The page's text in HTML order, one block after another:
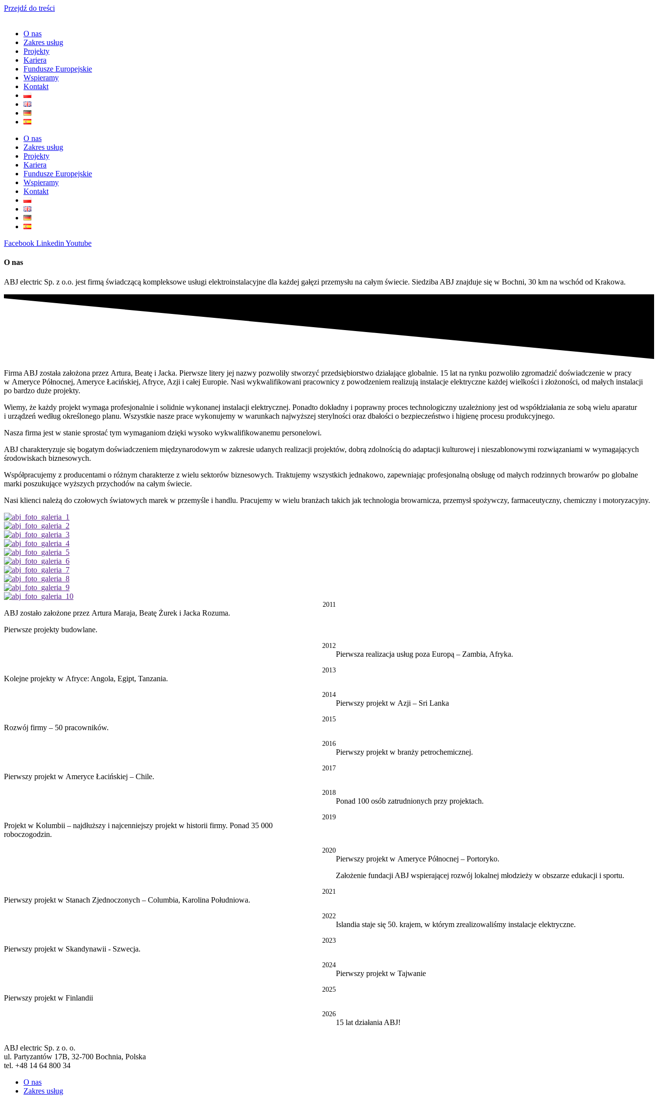
Przejdź do treści
O nas
Zakres usług
Projekty
Kariera
Fundusze Europejskie
Wspieramy
Kontakt
O nas
Zakres usług
Projekty
Kariera
Fundusze Europejskie
Wspieramy
Kontakt
Facebook Linkedin Youtube
O nas
ABJ electric Sp. z o.o. jest firmą świadczącą kompleksowe usługi elektroinstalacyjne dla każdej gałęzi przemysłu na całym świecie. Siedziba ABJ znajduje się w Bochni, 30 km na wschód od Krakowa.
Firma ABJ została założona przez Artura, Beatę i Jacka. Pierwsze litery jej nazwy pozwoliły stworzyć przedsiębiorstwo działające globalnie. 15 lat na rynku pozwoliło zgromadzić doświadczenie w pracy
w Ameryce Północnej, Ameryce Łacińskiej, Afryce, Azji i całej Europie. Nasi wykwalifikowani pracownicy z powodzeniem realizują instalacje elektryczne każdej wielkości i złożoności, od małych instalacji
po bardzo duże projekty.
Wiemy, że każdy projekt wymaga profesjonalnie i solidnie wykonanej instalacji elektrycznej. Ponadto dokładny i poprawny proces technologiczny uzależniony jest od współdziałania ze sobą wielu aparatur
i urządzeń według określonego planu. Wszystkie nasze prace wykonujemy w warunkach najwyższej sterylności oraz dbałości o bezpieczeństwo i higienę procesu produkcyjnego.
Nasza firma jest w stanie sprostać tym wymaganiom dzięki wysoko wykwalifikowanemu personelowi.
ABJ charakteryzuje się bogatym doświadczeniem międzynarodowym w zakresie udanych realizacji projektów, dobrą zdolnością do adaptacji kulturowej i nieszablonowymi rozwiązaniami w wymagających
środowiskach biznesowych.
Współpracujemy z producentami o różnym charakterze z wielu sektorów biznesowych. Traktujemy wszystkich jednakowo, zapewniając profesjonalną obsługę od małych rodzinnych browarów po globalne
marki poszukujące wyższych przychodów na całym świecie.
Nasi klienci należą do czołowych światowych marek w przemyśle i handlu. Pracujemy w wielu branżach takich jak technologia browarnicza, przemysł spożywczy, farmaceutyczny, chemiczny i motoryzacyjny.
ABJ zostało założone przez Artura Maraja, Beatę Żurek i Jacka Rozuma.
Pierwsze projekty budowlane.
2011
Pierwsza realizacja usług poza Europą – Zambia, Afryka.
2012
Kolejne projekty w Afryce: Angola, Egipt, Tanzania.
2013
Pierwszy projekt w Azji – Sri Lanka
2014
Rozwój firmy – 50 pracowników.
2015
Pierwszy projekt w branży petrochemicznej.
2016
Pierwszy projekt w Ameryce Łacińskiej – Chile.
2017
Ponad 100 osób zatrudnionych przy projektach.
2018
Projekt w Kolumbii – najdłuższy i najcenniejszy projekt w historii firmy. Ponad 35 000
roboczogodzin.
2019
Pierwszy projekt w Ameryce Północnej – Portoryko.
Założenie fundacji ABJ wspierającej rozwój lokalnej młodzieży w obszarze edukacji i sportu.
2020
Pierwszy projekt w Stanach Zjednoczonych – Columbia, Karolina Południowa.
2021
Islandia staje się 50. krajem, w którym zrealizowaliśmy instalacje elektryczne.
2022
Pierwszy projekt w Skandynawii - Szwecja.
2023
Pierwszy projekt w Tajwanie
2024
Pierwszy projekt w Finlandii
2025
15 lat działania ABJ!
2026
ABJ electric Sp. z o. o.
ul. Partyzantów 17B, 32-700 Bochnia, Polska
tel. +48 14 64 800 34
O nas
Zakres usług